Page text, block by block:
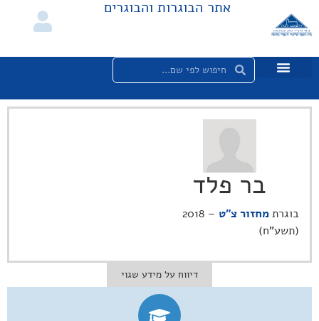
אתר הבוגרות והבוגרים
בר פלד
בוגרתמחזור צ"ט
– 2018
(תשע"ח)
דיווח על מידע שגוי